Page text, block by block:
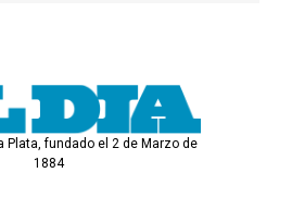
Plata, fundado el 2 de Marzo de
1884